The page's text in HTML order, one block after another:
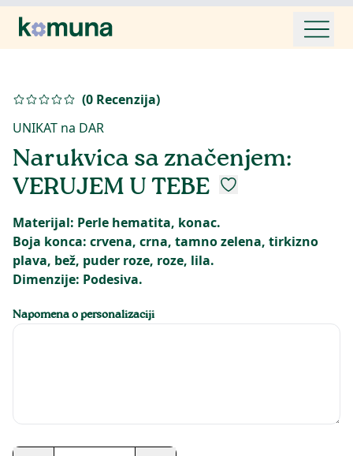
(0 Recenzija)
UNIKAT na DAR
Narukvica sa značenjem:
VERUJEM U TEBE
Materijal: Perle hematita, konac.
Boja konca: crvena, crna, tamno zelena, tirkizno
plava, bež, puder roze, roze, lila.
Dimenzije: Podesiva.
Napomena o personalizaciji